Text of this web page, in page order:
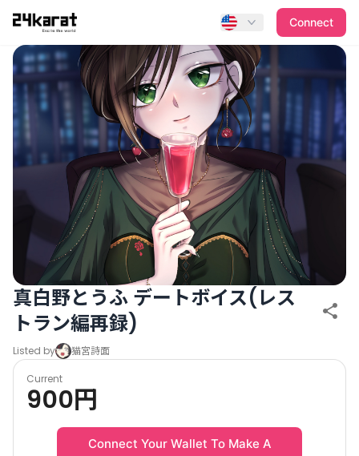
真白野とうふ デートボイス(レストラン編再録)
Connect
真白野とうふ デートボイス(レス
トラン編再録)
Listed by 猫宮詩面
Current
900円
Connect Your Wallet To Make A